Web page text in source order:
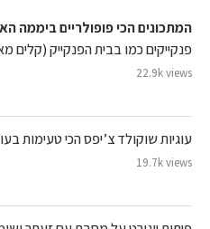
המתכונים הכי פופולריים ביממה
פנקייקים כמו בבית הפנקייק (קלים
22.9k views
עוגיות שוקולד צ’יפס הכי טעימות
19.7k views